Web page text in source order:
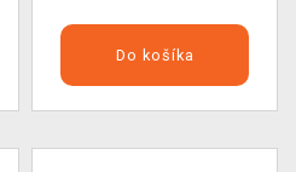
Do košíka